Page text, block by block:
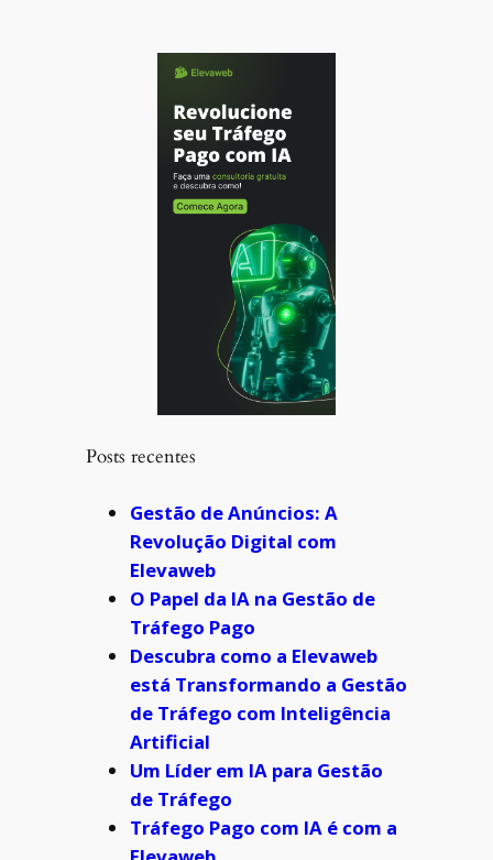
Posts recentes
Gestão de Anúncios: A
Revolução Digital com
Elevaweb
O Papel da IA na Gestão de
Tráfego Pago
Descubra como a Elevaweb
está Transformando a Gestão
de Tráfego com Inteligência
Artificial
Um Líder em IA para Gestão
de Tráfego
Tráfego Pago com IA é com a